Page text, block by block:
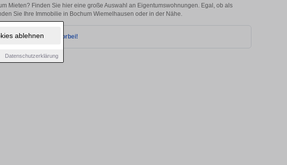
ablehnen
Datenschutzerklärung
Mieten? Finden Sie hier eine große Auswahl an Eigentumswohnungen. Egal, ob als
Sie Ihre Immobilie in Bochum Wiemelhausen oder in der Nähe.
Sie bald wieder vorbei!